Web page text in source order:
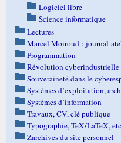
Logiciel libre
Science informatique
Lectures
Marcel Moiroud : journal-
Programmation
Révolution cyberindustrielle
Souveraineté dans le
Systèmes d’exploitation,
Systèmes d’information
Travaux, CV, clé publique
Typographie, TeX/LaTeX,
Zarchives du site personnel